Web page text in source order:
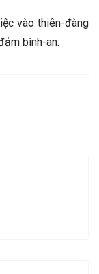
vào thiên-đàng
bình-an.